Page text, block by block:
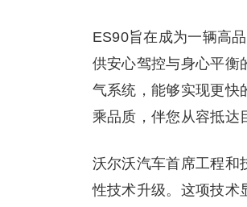
ES90旨在成为一辆高
供安心驾控与身心平衡
气系统，能够实现更快
乘品质，伴您从容抵达
沃尔沃汽车首席工程和
性技术升级。这项技术